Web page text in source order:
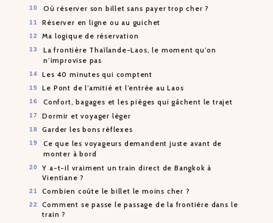
Où réserver son billet sans payer trop cher ?
Réserver en ligne ou au guichet
Ma logique de réservation
La frontière Thaïlande-Laos, le moment qu’on
n’improvise pas
Les 40 minutes qui comptent
Le Pont de l’amitié et l’entrée au Laos
Confort, bagages et les pièges qui gâchent le trajet
Dormir et voyager léger
Garder les bons réflexes
Ce que les voyageurs demandent juste avant de
monter à bord
Y a-t-il vraiment un train direct de Bangkok à
Vientiane ?
Combien coûte le billet le moins cher ?
Comment se passe le passage de la frontière dans le
train ?